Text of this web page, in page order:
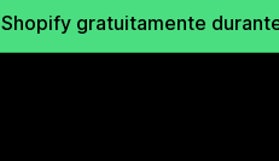
gratuitamente